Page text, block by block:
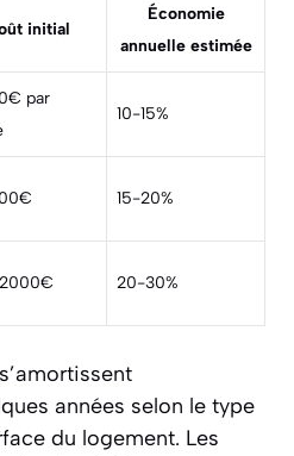
initial
Économie
annuelle estimée
par
10-15%
15-20%
20-30%
années selon le type
du logement. Les